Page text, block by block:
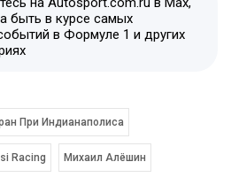
быть в курсе самых
в Формуле 1 и других
При Индианаполиса
Racing Михаил Алёшин